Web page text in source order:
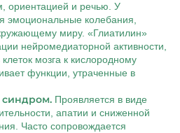
ориентацией и речью. У
эмоциональные колебания,
миру. «Глиатилин»
нейромедиаторной активности,
мозга к кислородному
функции, утраченные в
синдром. Проявляется в виде
апатии и сниженной
Часто сопровождается